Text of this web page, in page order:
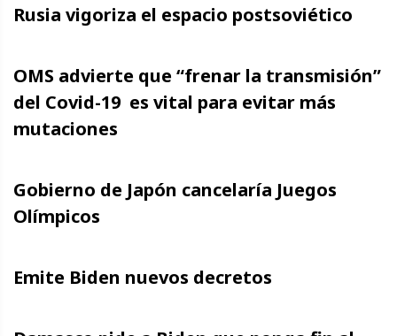
Rusia vigoriza el espacio postsoviético
OMS advierte que “frenar la transmisión”
del Covid-19 es vital para evitar más
mutaciones
Gobierno de Japón cancelaría Juegos
Olímpicos
Emite Biden nuevos decretos